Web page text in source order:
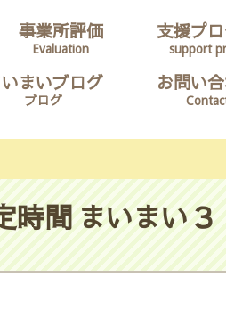
事業所評価
Evaluation
支援プ
support
まいブログ
ブログ
お問い
時間 まいまい３